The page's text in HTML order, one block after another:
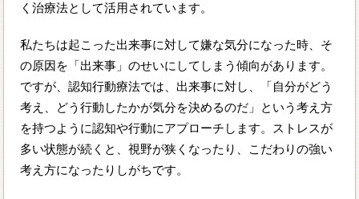
く治療法として活用されています。
私たちは起こった出来事に対して嫌な気分になった時、そ
の原因を「出来事」のせいにしてしまう傾向があります。
ですが、認知行動療法では、出来事に対し、「自分がどう
考え、どう行動したかが気分を決めるのだ」という考え方
を持つように認知や行動にアプローチします。ストレスが
多い状態が続くと、視野が狭くなったり、こだわりの強い
考え方になったりしがちです。